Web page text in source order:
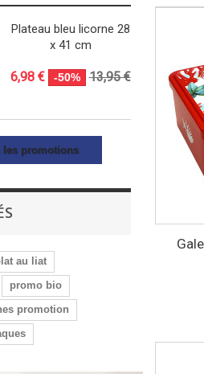
Plateau bleu licorne 28
x 41 cm
6,98 € -50% 13,95 €
les promotions
au liat
promo bio
promotion